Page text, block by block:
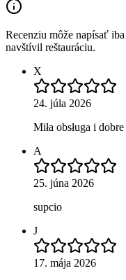
Recenziu môže napísať
navštívil reštauráciu.
X
24. júla 2026
Miła obsługa i
A
25. júna 2026
supcio
J
17. mája 2026